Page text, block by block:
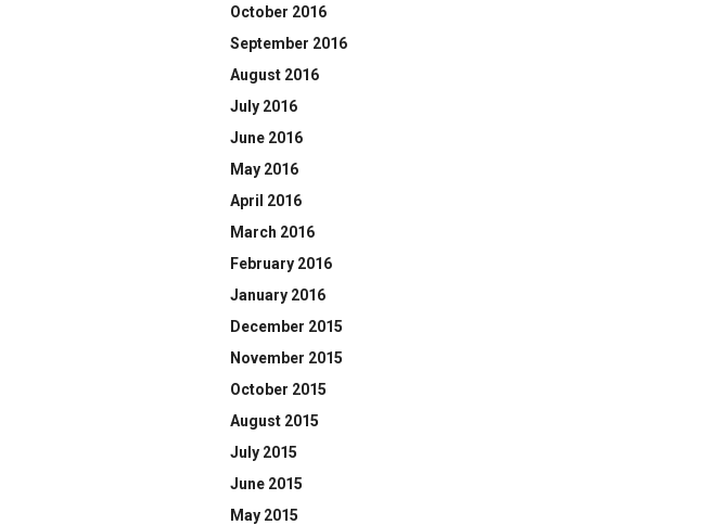
October 2016
September 2016
August 2016
July 2016
June 2016
May 2016
April 2016
March 2016
February 2016
January 2016
December 2015
November 2015
October 2015
August 2015
July 2015
June 2015
May 2015